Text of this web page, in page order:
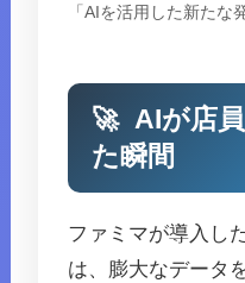
「AIを活用した新たな
🚀 AIが店
た瞬間
ファミマが導入し
は、膨大なデータ